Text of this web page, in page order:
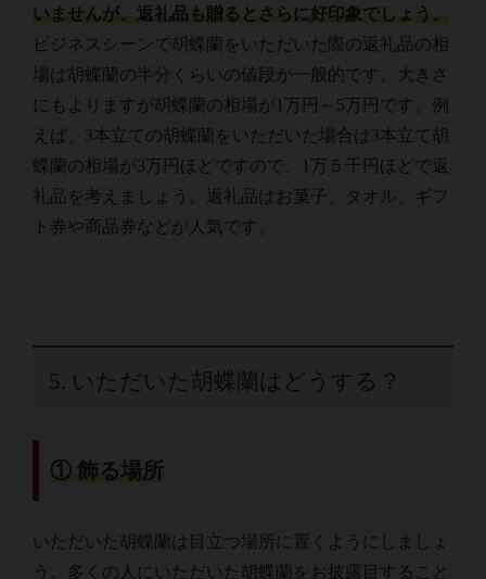
いませんが、返礼品も贈るとさらに好印象でしょう。
ビジネスシーンで胡蝶蘭をいただいた際の返礼品の相
場は胡蝶蘭の半分くらいの値段が一般的です。大きさ
にもよりますが胡蝶蘭の相場が1万円～5万円です。例
えば、3本立ての胡蝶蘭をいただいた場合は3本立て胡
蝶蘭の相場が3万円ほどですので、1万５千円ほどで返
礼品を考えましょう。返礼品はお菓子、タオル、ギフ
ト券や商品券などが人気です。
5. いただいた胡蝶蘭はどうする？
① 飾る場所
いただいた胡蝶蘭は目立つ場所に置くようにしましょ
う。多くの人にいただいた胡蝶蘭をお披露目すること